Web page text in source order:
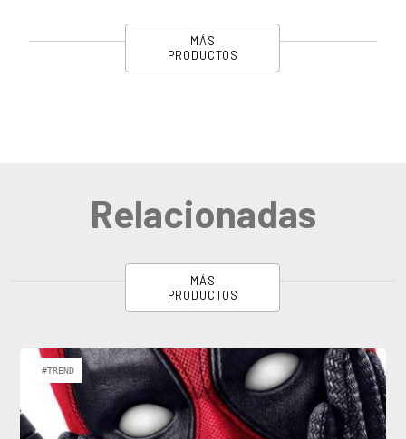
MÁS
PRODUCTOS
Relacionadas
MÁS
PRODUCTOS
#TREND